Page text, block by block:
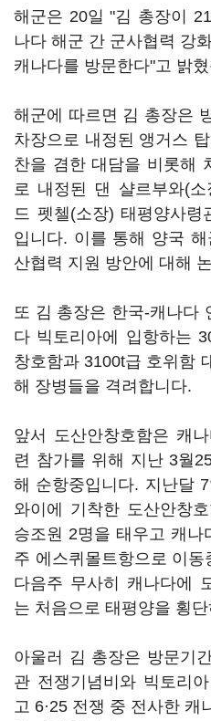
해군은 20일 "김 총장이
나다 해군 간 군사협력 강
캐나다를 방문한다"고 밝
해군에 따르면 김 총장은
차장으로 내정된 앵거스
찬을 겸한 대담을 비롯해
로 내정된 댄 샬르부와(소
드 펫첼(소장) 태평양사
입니다. 이를 통해 양국
산협력 지원 방안에 대해
또 김 총장은 한국-캐나다
다 빅토리아에 입항하는
창호함과 3100t급 호위함
해 장병들을 격려합니다.
앞서 도산안창호함은 캐
련 참가를 위해 지난 3월
해 순항중입니다. 지난달
와이에 기착한 도산안창
승조원 2명을 태우고 캐
주 에스퀴몰트항으로 이동
다음주 무사히 캐나다에
는 처음으로 태평양을 횡
아울러 김 총장은 방문기
관 전쟁기념비와 빅토리
고 6·25 전쟁 중 전사한 캐